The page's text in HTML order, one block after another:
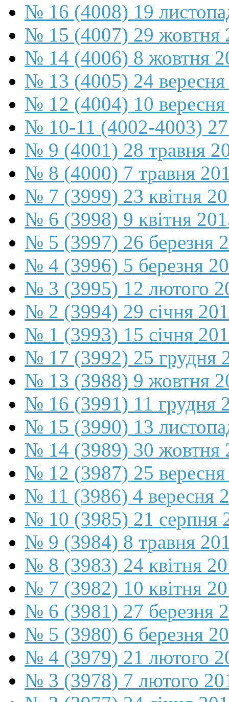
№ 16 (4008) 19
№ 15 (4007) 29 жовтня
№ 14 (4006) 8 жовтня
№ 13 (4005) 24
№ 12 (4004) 10
№ 10-11 (4002-4003)
№ 9 (4001) 28 травня
№ 8 (4000) 7 травня
№ 7 (3999) 23 квітня
№ 6 (3998) 9 квітня
№ 5 (3997) 26 березня
№ 4 (3996) 5 березня
№ 3 (3995) 12 лютого
№ 2 (3994) 29 січня
№ 1 (3993) 15 січня
№ 17 (3992) 25 грудня
№ 13 (3988) 9 жовтня
№ 16 (3991) 11 грудня
№ 15 (3990) 13
№ 14 (3989) 30 жовтня
№ 12 (3987) 25
№ 11 (3986) 4 вересня
№ 10 (3985) 21 серпня
№ 9 (3984) 8 травня
№ 8 (3983) 24 квітня
№ 7 (3982) 10 квітня
№ 6 (3981) 27 березня
№ 5 (3980) 6 березня
№ 4 (3979) 21 лютого
№ 3 (3978) 7 лютого